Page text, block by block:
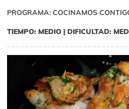
PROGRAMA: COCINAMOS
TIEMPO: MEDIO | DIFICULTAD: